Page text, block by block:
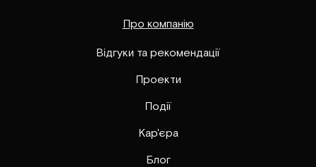
Про компанію
Відгуки та рекомендації
Проекти
Події
Кар'єра
Блог